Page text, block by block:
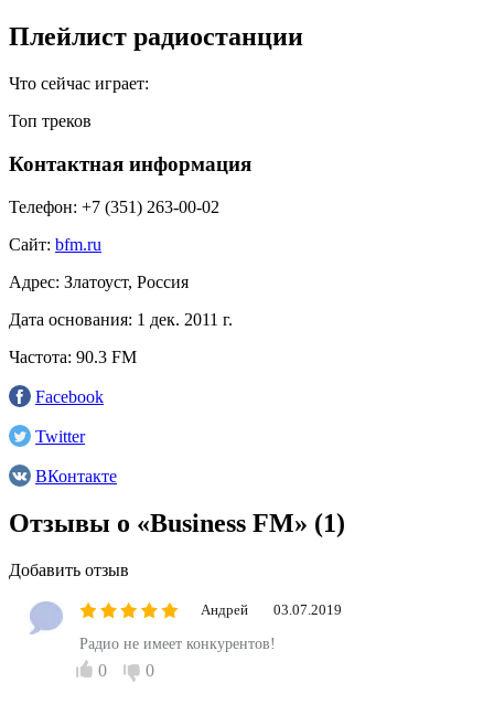
Плейлист радиостанции
Что сейчас играет:
Топ треков
Контактная информация
Телефон: +7 (351) 263-00-02
Сайт: bfm.ru
Адрес: Златоуст, Россия
Дата основания: 1 дек. 2011 г.
Частота: 90.3 FM
Facebook
Twitter
ВКонтакте
Отзывы о «Business FM» (1)
Добавить отзыв
Андрей 03.07.2019
Радио не имеет конкурентов!
0 0